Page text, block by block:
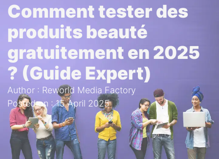
Comment tester des
produits beauté
gratuitement en 2025
? (Guide Expert)
Author : Reworld Media Factory
Posted on : 15 April 2025